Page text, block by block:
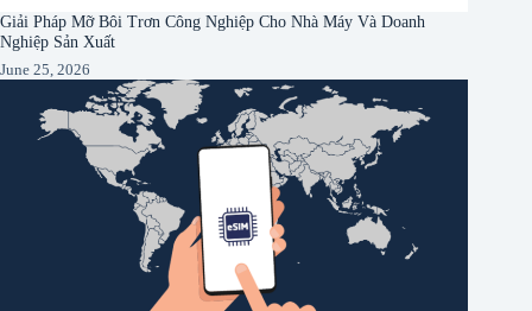
Giải Pháp Mỡ Bôi Trơn Công Nghiệp Cho Nhà Máy Và Doanh
Nghiệp Sản Xuất
June 25, 2026